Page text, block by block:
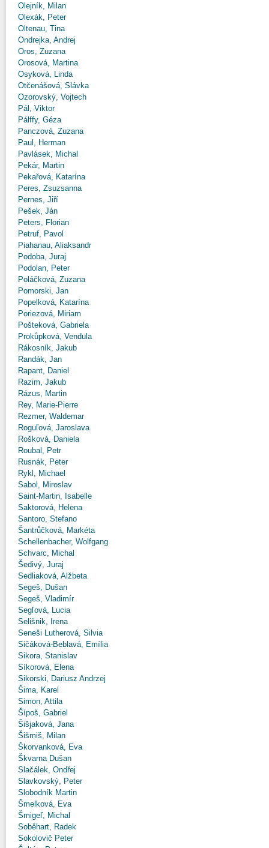
Olejník, Milan
Olexák, Peter
Oltenau, Tina
Ondrejka, Andrej
Oros, Zuzana
Orosová, Martina
Osyková, Linda
Otčenášová, Slávka
Ozorovský, Vojtech
Pál, Viktor
Pálffy, Géza
Panczová, Zuzana
Paul, Herman
Pavlásek, Michal
Pekár, Martin
Pekařová, Katarína
Peres, Zsuzsanna
Pernes, Jiří
Pešek, Ján
Peters, Florian
Petruf, Pavol
Piahanau, Aliaksandr
Podoba, Juraj
Podolan, Peter
Poláčková, Zuzana
Pomorski, Jan
Popelková, Katarína
Poriezová, Miriam
Pošteková, Gabriela
Prokůpková, Vendula
Rákosník, Jakub
Randák, Jan
Rapant, Daniel
Razim, Jakub
Rázus, Martin
Rey, Marie-Pierre
Rezmer, Waldemar
Roguľová, Jaroslava
Rošková, Daniela
Roubal, Petr
Rusnák, Peter
Rykl, Michael
Sabol, Miroslav
Saint-Martin, Isabelle
Saktorová, Helena
Santoro, Stefano
Šantrůčková, Markéta
Schellenbacher, Wolfgang
Schvarc, Michal
Šedivý, Juraj
Sedliaková, Alžbeta
Segeš, Dušan
Segeš, Vladimír
Segľová, Lucia
Selišnik, Irena
Seneši Lutherová, Silvia
Sičáková-Beblavá, Emília
Sikora, Stanislav
Síkorová, Elena
Sikorski, Dariusz Andrzej
Šima, Karel
Simon, Attila
Šípoš, Gabriel
Šišjaková, Jana
Šišmiš, Milan
Škorvanková, Eva
Škvarna Dušan
Slačálek, Ondřej
Slavkovský, Peter
Slobodník Martin
Šmelková, Eva
Šmigeľ, Michal
Soběhart, Radek
Sokolovič Peter